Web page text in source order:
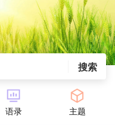
搜索
语录 主题